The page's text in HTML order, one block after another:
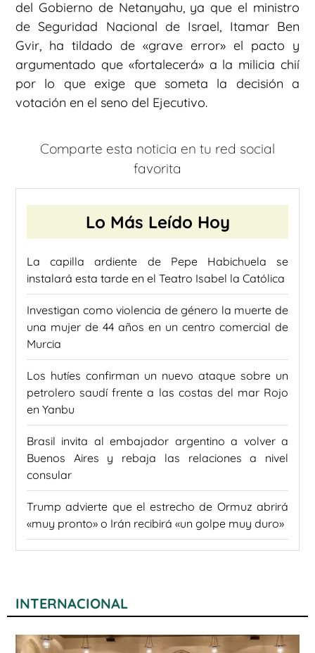
del Gobierno de Netanyahu, ya que el ministro
de Seguridad Nacional de Israel, Itamar Ben
Gvir, ha tildado de «grave error» el pacto y
argumentado que «fortalecerá» a la milicia chií
por lo que exige que someta la decisión a
votación en el seno del Ejecutivo.
Comparte esta noticia en tu red social
favorita
Lo Más Leído Hoy
La capilla ardiente de Pepe Habichuela se
instalará esta tarde en el Teatro Isabel la Católica
Investigan como violencia de género la muerte de
una mujer de 44 años en un centro comercial de
Murcia
Los hutíes confirman un nuevo ataque sobre un
petrolero saudí frente a las costas del mar Rojo
en Yanbu
Brasil invita al embajador argentino a volver a
Buenos Aires y rebaja las relaciones a nivel
consular
Trump advierte que el estrecho de Ormuz abrirá
«muy pronto» o Irán recibirá «un golpe muy duro»
INTERNACIONAL